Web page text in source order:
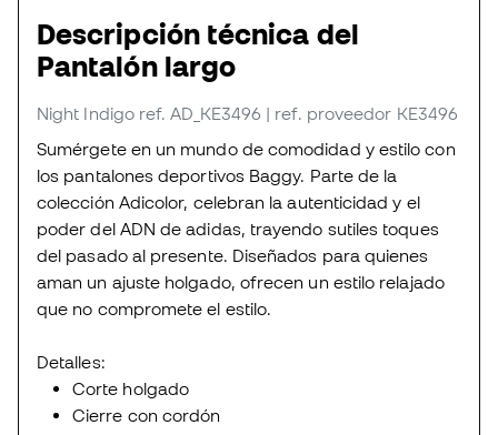
Descripción técnica del
Pantalón largo
Night Indigo ref. AD_KE3496 | ref. proveedor KE3496
Sumérgete en un mundo de comodidad y estilo con
los pantalones deportivos Baggy. Parte de la
colección Adicolor, celebran la autenticidad y el
poder del ADN de adidas, trayendo sutiles toques
del pasado al presente. Diseñados para quienes
aman un ajuste holgado, ofrecen un estilo relajado
que no compromete el estilo.
Detalles:
Corte holgado
Cierre con cordón